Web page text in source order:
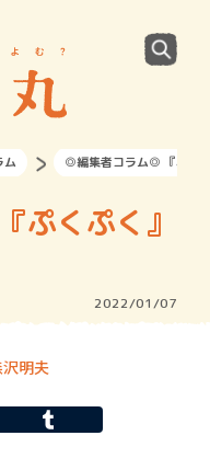
ム ◎編集者コラム◎ 『ぷく
くぷく』
2022/01/07
明夫